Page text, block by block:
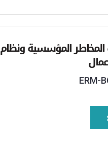
المؤسسية ونظام
ERM-